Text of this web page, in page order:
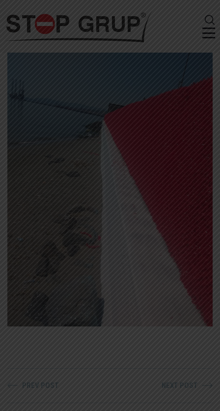
PREV POST NEXT POST